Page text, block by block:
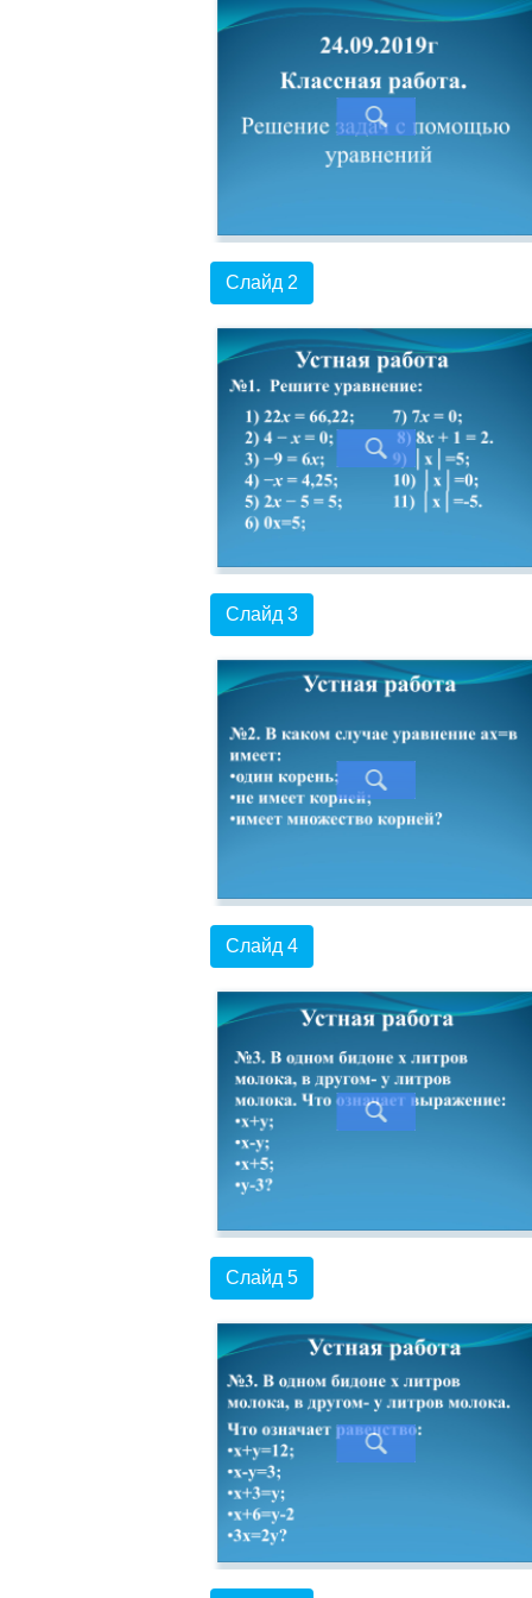
Слайд 2
Слайд 3
Слайд 4
Слайд 5